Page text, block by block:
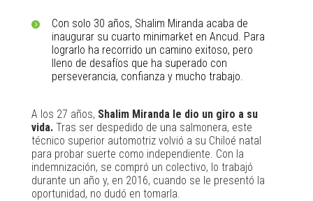
Con solo 30 años, Shalim Miranda acaba de
inaugurar su cuarto minimarket en Ancud. Para
lograrlo ha recorrido un camino exitoso, pero
lleno de desafíos que ha superado con
perseverancia, confianza y mucho trabajo.
A los 27 años, Shalim Miranda le dio un giro a su
vida.Tras ser despedido de una salmonera, este
técnico superior automotriz volvió a su Chiloé natal
para probar suerte como independiente. Con la
indemnización, se compró un colectivo, lo trabajó
durante un año y, en 2016, cuando se le presentó la
oportunidad, no dudó en tomarla.